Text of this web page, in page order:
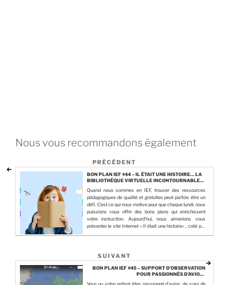
Nous vous recommandons également
PRÉCÉDENT
BON PLAN IEF #44 – IL ÉTAIT UNE HISTOIRE… LA
BIBLIOTHÈQUE VIRTUELLE INCONTOURNABLE
Quand nous sommes en IEF, trouver des ressources
pédagogiques de qualité et gratuites peut parfois être un
défi. C’est ce qui nous motive pour que chaque lundi, nous
puissions vous offrir des bons plans qui enrichissent
votre instruction. Aujourd’hui, nous aimerions vous
présenter le site Internet « Il était une histoire« , créé par
SUIVANT
BON PLAN IEF #45 – SUPPORT D’OBSERVATION
POUR PASSIONNÉS D’AVION :